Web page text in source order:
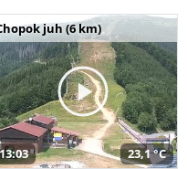
juh (6 km)
13:03 23,1 °C